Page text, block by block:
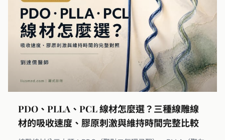
PDO、PLLA、PCL 線材怎麼選？三種線雕線
材的吸收速度、膠原刺激與維持時間完整比較